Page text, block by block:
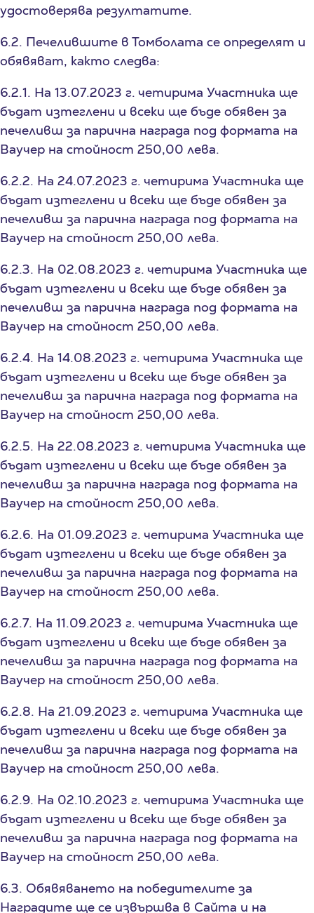
удостоверява резултатите.
6.2. Печелившите в Томболата се определят и
обявяват, както следва:
6.2.1. На 13.07.2023 г. четирима Участника ще
бъдат изтеглени и всеки ще бъде обявен за
печеливш за парична награда под формата на
Ваучер на стойност 250,00 лева.
6.2.2. На 24.07.2023 г. четирима Участника ще
бъдат изтеглени и всеки ще бъде обявен за
печеливш за парична награда под формата на
Ваучер на стойност 250,00 лева.
6.2.3. На 02.08.2023 г. четирима Участника ще
бъдат изтеглени и всеки ще бъде обявен за
печеливш за парична награда под формата на
Ваучер на стойност 250,00 лева.
6.2.4. На 14.08.2023 г. четирима Участника ще
бъдат изтеглени и всеки ще бъде обявен за
печеливш за парична награда под формата на
Ваучер на стойност 250,00 лева.
6.2.5. На 22.08.2023 г. четирима Участника ще
бъдат изтеглени и всеки ще бъде обявен за
печеливш за парична награда под формата на
Ваучер на стойност 250,00 лева.
6.2.6. На 01.09.2023 г. четирима Участника ще
бъдат изтеглени и всеки ще бъде обявен за
печеливш за парична награда под формата на
Ваучер на стойност 250,00 лева.
6.2.7. На 11.09.2023 г. четирима Участника ще
бъдат изтеглени и всеки ще бъде обявен за
печеливш за парична награда под формата на
Ваучер на стойност 250,00 лева.
6.2.8. На 21.09.2023 г. четирима Участника ще
бъдат изтеглени и всеки ще бъде обявен за
печеливш за парична награда под формата на
Ваучер на стойност 250,00 лева.
6.2.9. На 02.10.2023 г. четирима Участника ще
бъдат изтеглени и всеки ще бъде обявен за
печеливш за парична награда под формата на
Ваучер на стойност 250,00 лева.
6.3. Обявяването на победителите за
Наградите ще се извършва в Сайта и на